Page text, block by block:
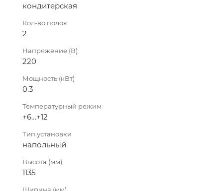
кондитерская
Кол-во полок
2
Напряжение (В)
220
Мощность (кВт)
0.3
Температурный режим
+6…+12
Тип установки
напольный
Высота (мм)
1135